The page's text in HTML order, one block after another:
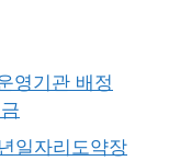
영기관 배정
일자리도약장